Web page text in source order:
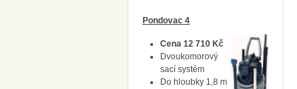
Pondovac 4
Cena 12 710 Kč
Dvoukomorový
sací systém
Do hloubky 1,8 m